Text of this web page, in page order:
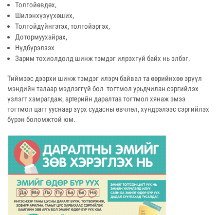
Толгойөвдөх,
Шилэнхүзүүхөших,
Толгойдүйнгэтэх, толгойэргэх,
Дотормуухайрах,
Нүдбүрэлзэх
Зарим тохиолдолд шинж тэмдэг илрэхгүй байх нь элбэг.
Тиймээс дээрхи шинж тэмдэг илэрч байвал та өөрийнхөө эрүүл
мэндийн талаар мэдлэггүй бол тогтмол урьдчилан сэргийлэх
үзлэгт хамрагдаж, артерийн даралтаа тогтмол хянаж эмээ
тогтмол цагт ууснаар зүрх судасны өвчлөл, хүндрэлээс сэргийлэх
бүрэн боломжтой юм.